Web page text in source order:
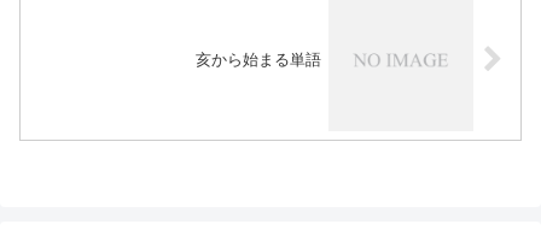
亥から始まる単語